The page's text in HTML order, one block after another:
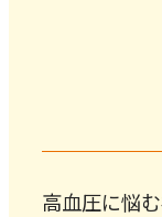
高血圧に悩